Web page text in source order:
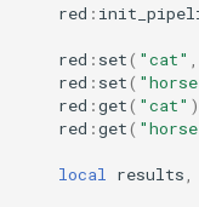
passenger
phantom-token
red :
red : set( "cat"
red : set(
red :get( "cat" )
red :get(
local results